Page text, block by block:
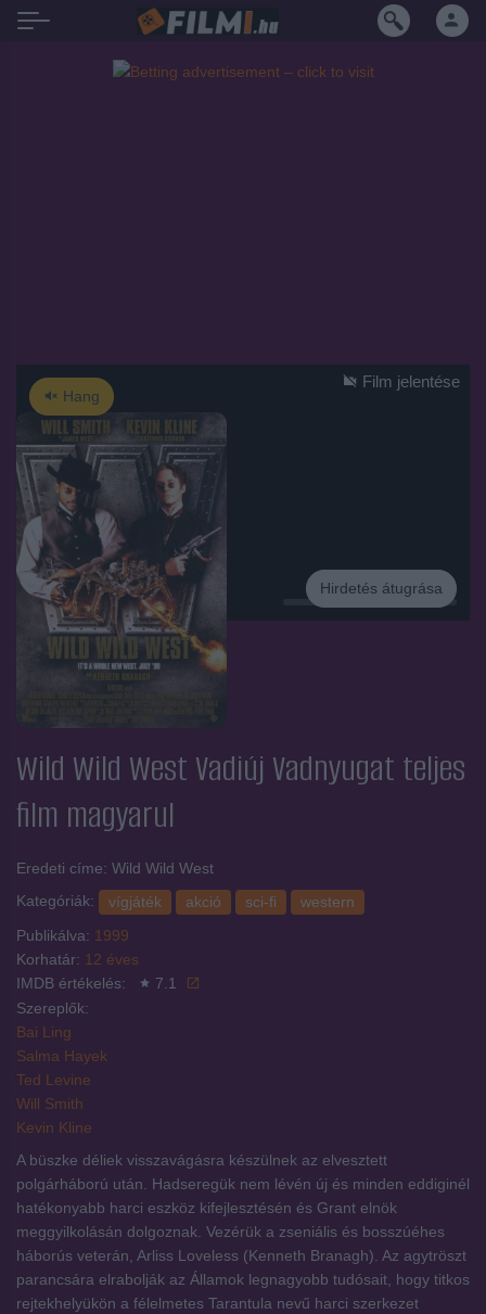
Hang
Hirdetés
Hirdetés átugrása
Film jelentése
Wild Wild West Vadiúj Vadnyugat teljes
film magyarul
Eredeti címe: Wild Wild West
Kategóriák:
vígjáték akció sci-fi
western
Publikálva: 1999
Korhatár: 12 éves
IMDB értékelés:
7.1
Szereplők:
Bai Ling
Salma Hayek
Ted Levine
Will Smith
Kevin Kline
A büszke déliek visszavágásra készülnek az elvesztett
polgárháború után. Hadseregük nem lévén új és minden eddiginél
hatékonyabb harci eszköz kifejlesztésén és Grant elnök
meggyilkolásán dolgoznak. Vezérük a zseniális és bosszúéhes
háborús veterán, Arliss Loveless (Kenneth Branagh). Az agytröszt
parancsára elrabolják az Államok legnagyobb tudósait, hogy titkos
rejtekhelyükön a félelmetes Tarantula nevű harci szerkezet